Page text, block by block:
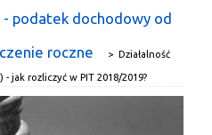
- podatek dochodowy od
roczne > Działalność
rozliczyć w PIT 2018/2019?